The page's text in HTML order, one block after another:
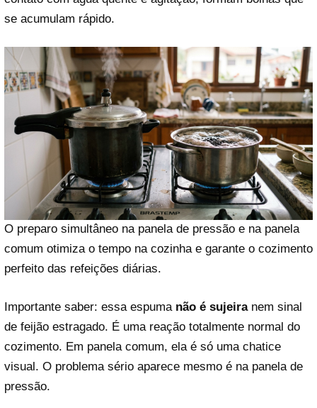
se acumulam rápido.
O preparo simultâneo na panela de pressão e na panela
comum otimiza o tempo na cozinha e garante o cozimento
perfeito das refeições diárias.
Importante saber: essa espuma não é sujeiranem sinal
de feijão estragado. É uma reação totalmente normal do
cozimento. Em panela comum, ela é só uma chatice
visual. O problema sério aparece mesmo é na panela de
pressão.